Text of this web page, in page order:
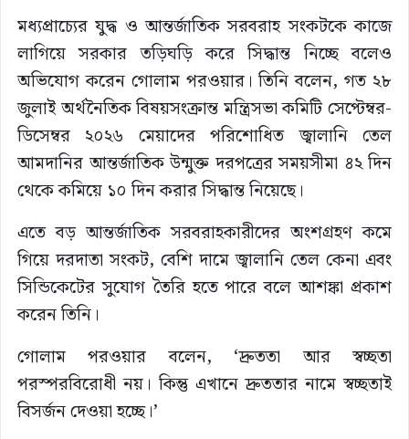
মধ্যপ্রাচ্যের যুদ্ধ ও আন্তর্জাতিক সরবরাহ সংকটকে কাজে
লাগিয়ে সরকার তড়িঘড়ি করে সিদ্ধান্ত নিচ্ছে বলেও
অভিযোগ করেন গোলাম পরওয়ার। তিনি বলেন, গত ২৮
জুলাই অর্থনৈতিক বিষয়সংক্রান্ত মন্ত্রিসভা কমিটি সেপ্টেম্বর-
ডিসেম্বর ২০২৬ মেয়াদের পরিশোধিত জ্বালানি তেল
আমদানির আন্তর্জাতিক উন্মুক্ত দরপত্রের সময়সীমা ৪২ দিন
থেকে কমিয়ে ১০ দিন করার সিদ্ধান্ত নিয়েছে।
এতে বড় আন্তর্জাতিক সরবরাহকারীদের অংশগ্রহণ কমে
গিয়ে দরদাতা সংকট, বেশি দামে জ্বালানি তেল কেনা এবং
সিন্ডিকেটের সুযোগ তৈরি হতে পারে বলে আশঙ্কা প্রকাশ
করেন তিনি।
গোলাম পরওয়ার বলেন, ‘দ্রুততা আর স্বচ্ছতা
পরস্পরবিরোধী নয়। কিন্তু এখানে দ্রুততার নামে স্বচ্ছতাই
বিসর্জন দেওয়া হচ্ছে।’